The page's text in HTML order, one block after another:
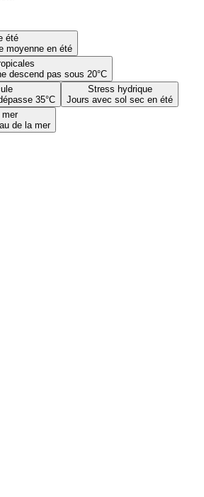
été
moyenne en été
descend pas sous 20°C
35°C
Stress hydrique
Jours avec sol sec en été
de la mer